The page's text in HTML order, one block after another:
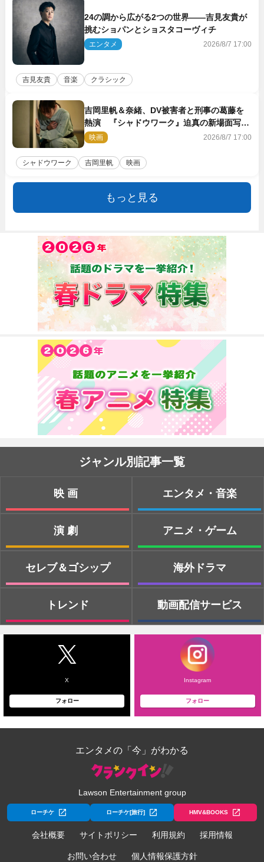
24の調から広がる2つの世界――吉見友貴が
挑むショパンとショスタコーヴィチ
エンタメ 2026/8/7 17:00
吉見友貴 音楽 クラシック
吉岡里帆＆奈緒、DV被害者と刑事の葛藤を
熱演 『シャドウワーク』迫真の新場面写真
公開
映画 2026/8/7 17:00
シャドウワーク 吉岡里帆 映画
もっと見る
ジャンル別記事一覧
映画
演劇
セレブ＆ゴシップ
トレンド
エンタメ・音楽
アニメ・ゲーム
海外ドラマ
動画配信サービス
X
フォロー
Instagram
フォロー
エンタメの「今」がわかる
Lawson Entertainment group
ローチケ ローチケ[旅行] HMV&BOOKS
会社概要 サイトポリシー 利用規約 採用情報
お問い合わせ 個人情報保護方針